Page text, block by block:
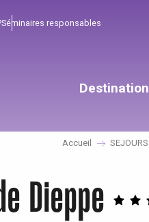
Séminaires responsables
Destination
Accueil SEJOURS
Dieppe